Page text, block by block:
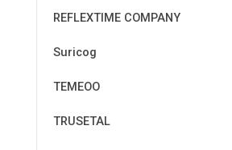
REFLEXTIME COMPANY
Suricog
TEMEOO
TRUSETAL